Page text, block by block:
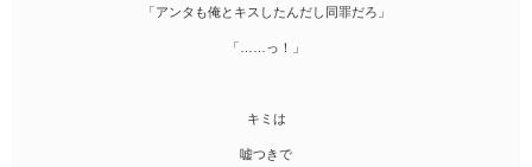
「アンタも俺とキスしたんだし同罪だろ」
「……っ！」
キミは
嘘つきで